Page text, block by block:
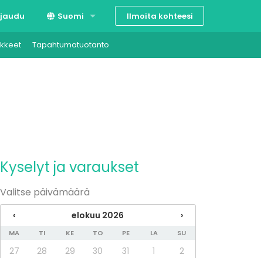
Suomi
Svenska
Ilmoita kohteesi
Tapahtumatuotanto
Kyselyt ja varaukset
Valitse päivämäärä
‹ elokuu 2026 ›
MA TI KE TO PE LA SU
27 28 29 30 31 1
2